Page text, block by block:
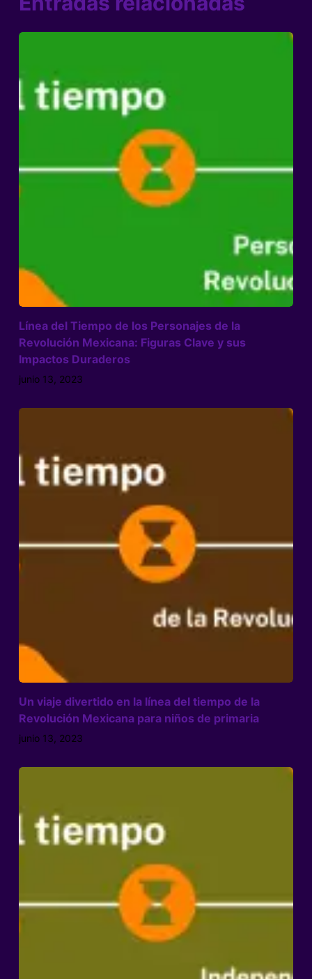
Línea del Tiempo de los Personajes de la
Revolución Mexicana: Figuras Clave y sus
Impactos Duraderos
junio 13, 2023
Un viaje divertido en la línea del tiempo de la
Revolución Mexicana para niños de primaria
junio 13, 2023